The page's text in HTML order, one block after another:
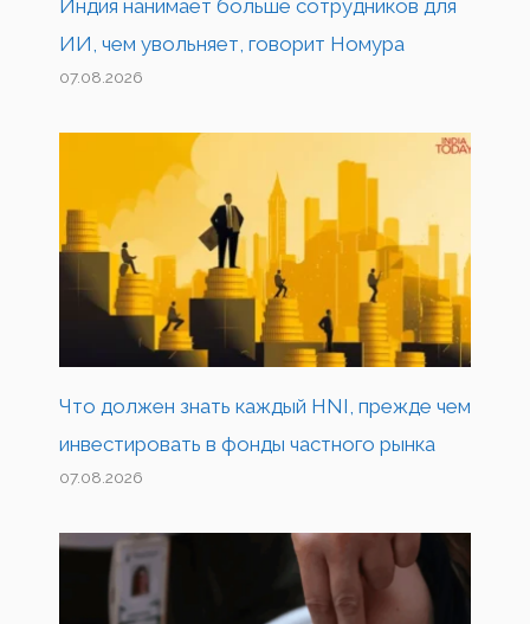
Индия нанимает больше сотрудников для
ИИ, чем увольняет, говорит Номура
07.08.2026
Что должен знать каждый HNI, прежде чем
инвестировать в фонды частного рынка
07.08.2026